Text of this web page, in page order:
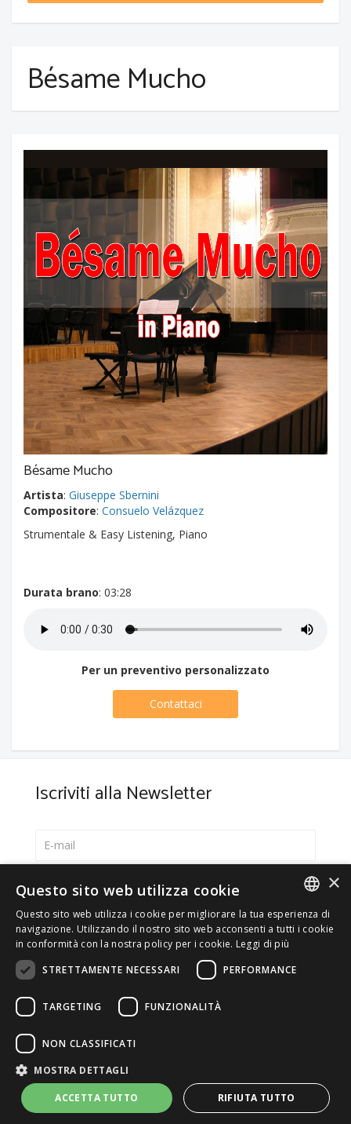
Bésame Mucho
Bésame Mucho
Artista: Giuseppe Sbernini
Compositore: Consuelo Velázquez
Strumentale & Easy Listening, Piano
Durata brano: 03:28
Per un preventivo personalizzato
Contattaci
Iscriviti alla Newsletter
Italiano
English
Accetto laPrivacy Policy
© 2026 ERGA srl - P.IVA 11173870152 | HALIDON srl -
P.IVA 12885130158 - Licenza SIAE n. 2262/I/1528 -
3020/I/1528 - n. 8064 -
Privacy e cookies-Dettagli licenza-
Contatti- by Italia Multimedia Web Agency Milano
ITALIAN
×
Questo sito web utilizza cookie
Questo sito web utilizza i cookie per migliorare la tua esperienza di
navigazione. Utilizzando il nostro sito web acconsenti a tutti i cookie
in conformità con la nostra policy per i cookie. Leggi di più
STRETTAMENTE NECESSARI
PERFORMANCE
TARGETING FUNZIONALITÀ
NON CLASSIFICATI
MOSTRA DETTAGLI
ACCETTA TUTTO RIFIUTA TUTTO